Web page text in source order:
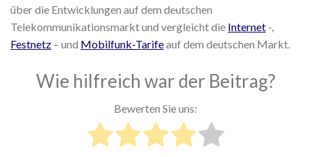
über die Entwicklungen auf dem deutschen
Telekommunikationsmarkt und vergleicht die Internet -,
Festnetz – und Mobilfunk-Tarifeauf dem deutschen Markt.
Wie hilfreich war der Beitrag?
Bewerten Sie uns: